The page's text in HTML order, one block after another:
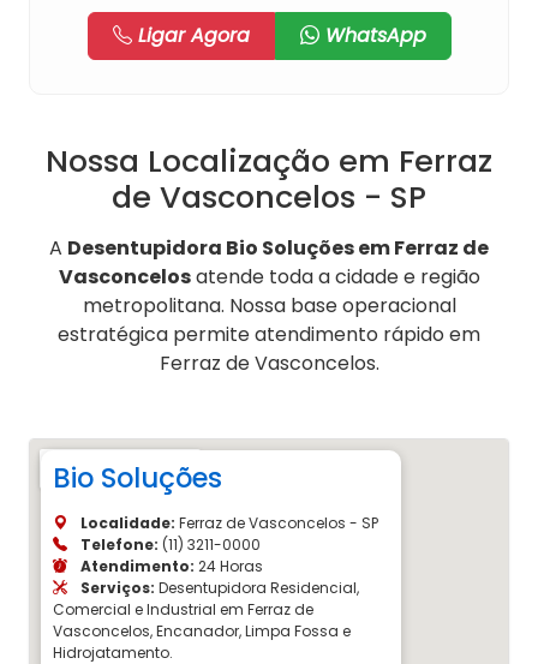
Ligar Agora
WhatsApp
Nossa Localização em Ferraz
de Vasconcelos - SP
A Desentupidora Bio Soluções em Ferraz de
Vasconcelosatende toda a cidade e região
metropolitana. Nossa base operacional
estratégica permite atendimento rápido em
Ferraz de Vasconcelos.
Bio Soluções
Localidade: Ferraz de Vasconcelos - SP
Telefone: (11) 3211-0000
Atendimento: 24 Horas
Serviços: Desentupidora Residencial,
Comercial e Industrial em Ferraz de
Vasconcelos, Encanador, Limpa Fossa e
Hidrojatamento.